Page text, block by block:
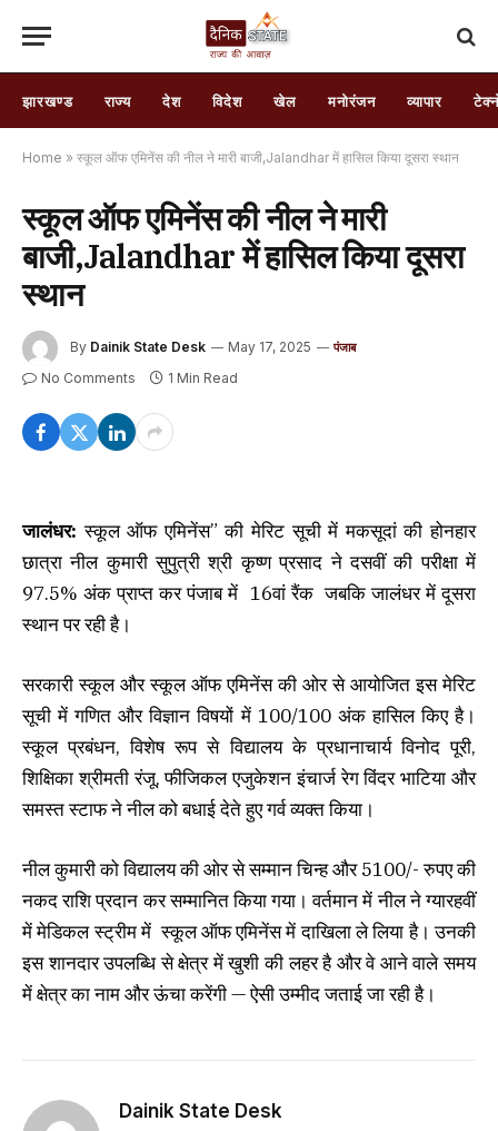
झारखण्ड राज्य देश विदेश खेल मनोरंजन व्यापार
Home » स्कूल ऑफ एमिनेंस की नील ने मारी बाजी,Jalandhar में हासिल किया दूसरा स्थान
स्कूल ऑफ एमिनेंस की नील ने मारी
बाजी,Jalandhar में हासिल किया दूसरा
स्थान
By Dainik State Desk May 17, 2025 पंजाब
No Comments 1 Min Read
जालंधर: स्कूल ऑफ एमिनेंस” की मेरिट सूची में मकसूदां की होनहार
छात्रा नील कुमारी सुपुत्री श्री कृष्ण प्रसाद ने दसवीं की परीक्षा में
97.5% अंक प्राप्त कर पंजाब में 16वां रैंक जबकि जालंधर में दूसरा
स्थान पर रही है।
सरकारी स्कूल और स्कूल ऑफ एमिनेंस की ओर से आयोजित इस मेरिट
सूची में गणित और विज्ञान विषयों में 100/100 अंक हासिल किए है।
स्कूल प्रबंधन, विशेष रूप से विद्यालय के प्रधानाचार्य विनोद पूरी,
शिक्षिका श्रीमती रंजू, फीजिकल एजुकेशन इंचार्ज रेग विंदर भाटिया और
समस्त स्टाफ ने नील को बधाई देते हुए गर्व व्यक्त किया।
नील कुमारी को विद्यालय की ओर से सम्मान चिन्ह और 5100/- रुपए की
नकद राशि प्रदान कर सम्मानित किया गया। वर्तमान में नील ने ग्यारहवीं
में मेडिकल स्ट्रीम में स्कूल ऑफ एमिनेंस में दाखिला ले लिया है। उनकी
इस शानदार उपलब्धि से क्षेत्र में खुशी की लहर है और वे आने वाले समय
में क्षेत्र का नाम और ऊंचा करेंगी — ऐसी उम्मीद जताई जा रही है।
Dainik State Desk